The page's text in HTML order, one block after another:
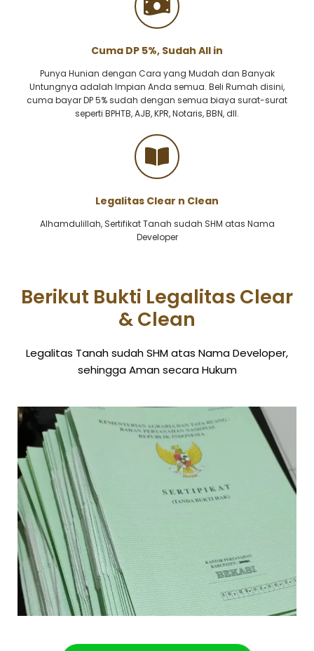
Cuma DP 5%, Sudah All in
Punya Hunian dengan Cara yang Mudah dan Banyak
Untungnya adalah Impian Anda semua. Beli Rumah disini,
cuma bayar DP 5% sudah dengan semua biaya surat-surat
seperti BPHTB, AJB, KPR, Notaris, BBN, dll.
Legalitas Clear n Clean
Alhamdulillah, Sertifikat Tanah sudah SHM atas Nama
Developer
Berikut Bukti Legalitas Clear
& Clean
Legalitas Tanah sudah SHM atas Nama Developer,
sehingga Aman secara Hukum